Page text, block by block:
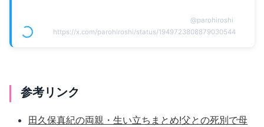
@parohiroshi
https://x.com/parohiroshi/status/1949723808879030544
参考リンク
田久保真紀の両親・生い立ちまとめ!父との死別で母